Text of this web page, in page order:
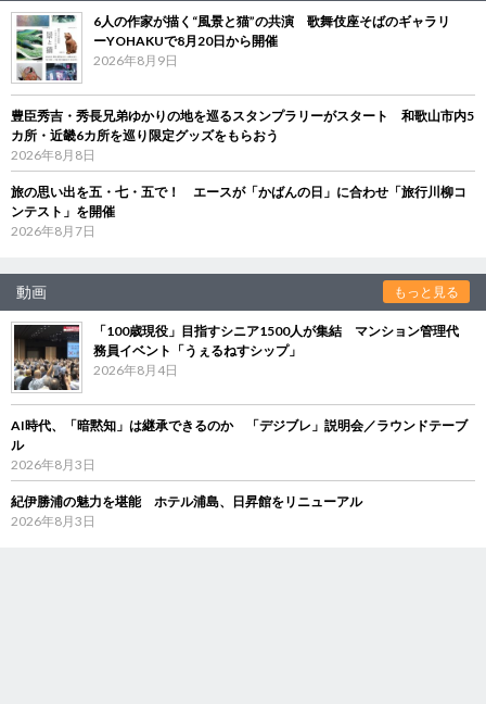
6人の作家が描く“風景と猫”の共演 歌舞伎座そばのギャラリ
ーYOHAKUで8月20日から開催
2026年8月9日
豊臣秀吉・秀長兄弟ゆかりの地を巡るスタンプラリーがスタート 和歌山市内5
カ所・近畿6カ所を巡り限定グッズをもらおう
2026年8月8日
旅の思い出を五・七・五で！ エースが「かばんの日」に合わせ「旅行川柳コ
ンテスト」を開催
2026年8月7日
動画 もっと見る
「100歳現役」目指すシニア1500人が集結 マンション管理代
務員イベント「うぇるねすシップ」
2026年8月4日
AI時代、「暗黙知」は継承できるのか 「デジブレ」説明会／ラウンドテーブ
ル
2026年8月3日
紀伊勝浦の魅力を堪能 ホテル浦島、日昇館をリニューアル
2026年8月3日